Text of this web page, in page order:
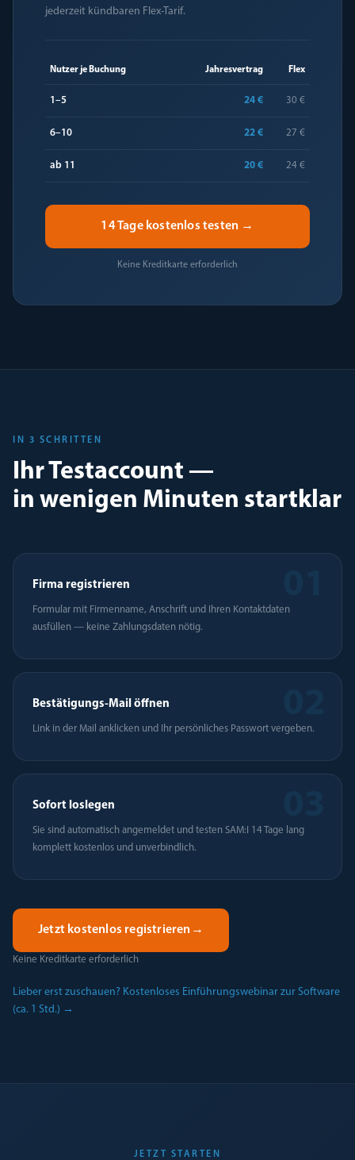
jederzeit kündbaren Flex-Tarif.
Nutzer je Buchung Jahresvertrag Flex
1–5 24 € 30 €
6–10 22 € 27 €
ab 11 20 € 24 €
14 Tage kostenlos testen →
Keine Kreditkarte erforderlich
IN 3 SCHRITTEN
Ihr Testaccount —
in wenigen Minuten startklar
Firma registrieren
Formular mit Firmenname, Anschrift und Ihren Kontaktdaten
ausfüllen — keine Zahlungsdaten nötig.
Bestätigungs-Mail öffnen
Link in der Mail anklicken und Ihr persönliches Passwort vergeben.
Sofort loslegen
Sie sind automatisch angemeldet und testen SAM:I 14 Tage lang
komplett kostenlos und unverbindlich.
Jetzt kostenlos registrieren →
Keine Kreditkarte erforderlich
Lieber erst zuschauen? Kostenloses Einführungswebinar zur Software
(ca. 1 Std.) →
JETZT STARTEN